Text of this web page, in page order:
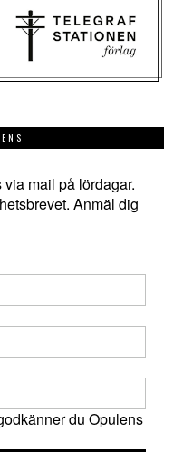
mail på lördagar.
Anmäl dig
du Opulens